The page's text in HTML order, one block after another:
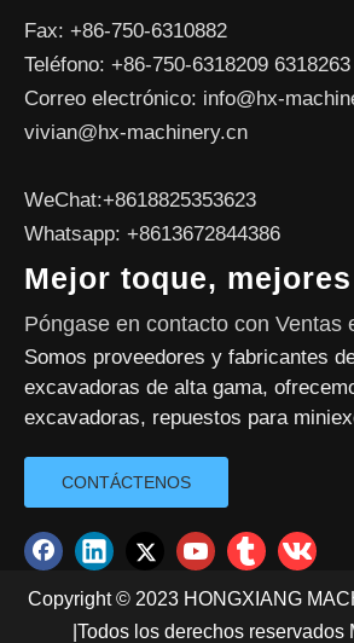
Fax: +86-750-6310882
Teléfono: +86-750-6318209 6318263
Correo electrónico: info@hx-
vivian@hx-machinery.cn
WeChat:+8618825353623
Whatsapp: +8613672844386
Mejor toque,
Póngase en contacto con Ventas
Somos proveedores y fabricantes
excavadoras de alta gama,
excavadoras, repuestos para
CONTÁCTENOS
Copyright © 2023 HONGXIANG
|Todos los derechos reservados